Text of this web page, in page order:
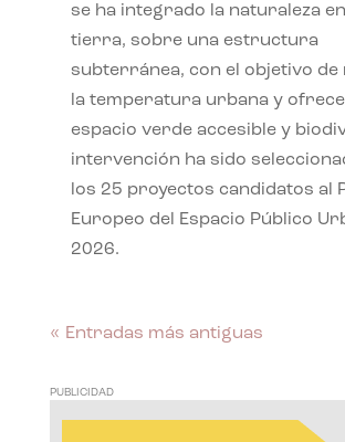
se ha integrado la naturaleza
tierra, sobre una estructura
subterránea, con el objetivo de
la temperatura urbana y
espacio verde accesible y
intervención ha sido
los 25 proyectos candidatos al
Europeo del Espacio Público
2026.
« Entradas más antiguas
PUBLICIDAD